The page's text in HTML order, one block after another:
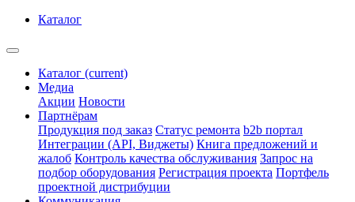
Каталог
Каталог (current)
Медиа
Акции Новости
Партнёрам
Продукция под заказ Статус ремонта b2b портал
Интеграции (API, Виджеты) Книга предложений и
жалоб Контроль качества обслуживания Запрос на
подбор оборудования Регистрация проекта Портфель
проектной дистрибуции